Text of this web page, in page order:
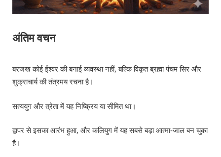
अंतिम वचन
बरजख कोई ईश्वर की बनाई व्यवस्था नहीं, बल्कि विकृत ब्रह्मा पंचम सिर और
शुक्राचार्य की तंत्रमय रचना है।
सत्ययुग और त्रेता में यह निष्क्रिय या सीमित था।
द्वापर से इसका आरंभ हुआ, और कलियुग में यह सबसे बड़ा आत्मा-जाल बन चुका
है।